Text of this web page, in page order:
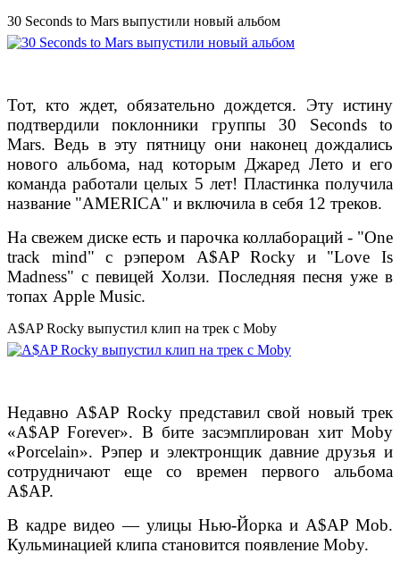
30 Seconds to Mars выпустили новый альбом
Тот, кто ждет, обязательно дождется. Эту истину
подтвердили поклонники группы 30 Seconds to
Mars. Ведь в эту пятницу они наконец дождались
нового альбома, над которым Джаред Лето и его
команда работали целых 5 лет! Пластинка получила
название "AMERICA" и включила в себя 12 треков.
На свежем диске есть и парочка коллабораций - "One
track mind" с рэпером A$AP Rocky и "Love Is
Madness" с певицей Холзи. Последняя песня уже в
топах Apple Music.
A$AP Rocky выпустил клип на трек с Moby
Недавно A$AP Rocky представил свой новый трек
«A$AP Forever». В бите засэмплирован хит Moby
«Porcelain». Рэпер и электронщик давние друзья и
сотрудничают еще со времен первого альбома
A$AP.
В кадре видео — улицы Нью-Йорка и A$AP Mob.
Кульминацией клипа становится появление Moby.